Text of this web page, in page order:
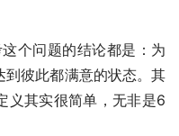
个问题的结论都是：为
到彼此都满意的状态。其
义其实很简单，无非是6